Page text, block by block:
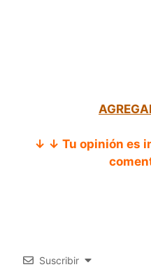
↓ ↓ Tu opinión es
Suscribir